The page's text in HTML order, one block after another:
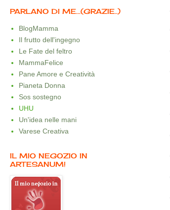
PARLANO DI ME...(GRAZIE..)
BlogMamma
Il frutto dell'ingegno
Le Fate del feltro
MammaFelice
Pane Amore e Creatività
Pianeta Donna
Sos sostegno
UHU
Un'idea nelle mani
Varese Creativa
IL MIO NEGOZIO IN
ARTESANUM!